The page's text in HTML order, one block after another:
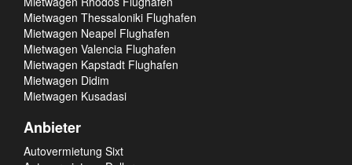
Mietwagen Thessaloniki Flughafen
Mietwagen Neapel Flughafen
Mietwagen Valencia Flughafen
Mietwagen Kapstadt Flughafen
Mietwagen Didim
Mietwagen Kusadasi
Anbieter
Autovermietung Sixt